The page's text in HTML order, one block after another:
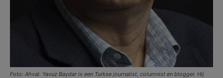
Foto: Ahval. Yavuz Baydar is een Turkse journalist, columnist en blogger. Hij